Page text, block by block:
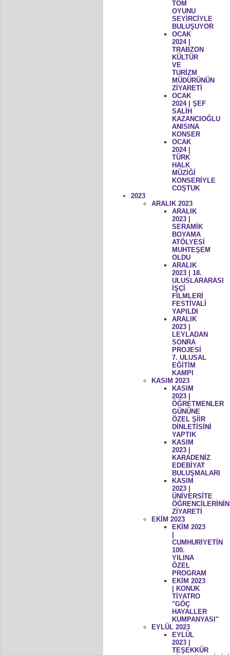
TOM
OYUNU
SEYİRCİYLE
BULUŞUYOR
OCAK
2024 |
TRABZON
KÜLTÜR
VE
TURİZM
MÜDÜRÜNÜN
ZİYARETİ
OCAK
2024 | ŞEF
SALİH
KAZANCIOĞLU
ANISINA
KONSER
OCAK
2024 |
TÜRK
HALK
MÜZİĞİ
KONSERİYLE
COŞTUK
2023
ARALIK 2023
ARALIK
2023 |
SERAMİK
BOYAMA
ATÖLYESİ
MUHTEŞEM
OLDU
ARALIK
2023 | 18.
ULUSLARARASI
İŞÇİ
FİLMLERİ
FESTİVALİ
YAPILDI
ARALIK
2023 |
LEYLADAN
SONRA
PROJESİ
7. ULUSAL
EĞİTİM
KAMPI
KASIM 2023
KASIM
2023 |
ÖĞRETMENLER
GÜNÜNE
ÖZEL ŞİİR
DİNLETİSİNİ
YAPTIK
KASIM
2023 |
KARADENİZ
EDEBİYAT
BULUŞMALARI
KASIM
2023 |
ÜNİVERSİTE
ÖĞRENCİLERİNİN
ZİYARETİ
EKİM 2023
EKİM 2023
CUMHURİYETİN
100.
YILINA
ÖZEL
PROGRAM
EKİM 2023
| KONUK
TİYATRO
"GÖÇ
HAYALLER
KUMPANYASI"
EYLÜL 2023
EYLÜL
2023 |
TEŞEKKÜR